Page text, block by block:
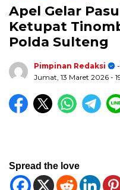
Apel Gelar
Ketupat
Polda Sulteng
Pimpinan Redaksi
Jumat, 13 Maret 2026 -
Spread the love